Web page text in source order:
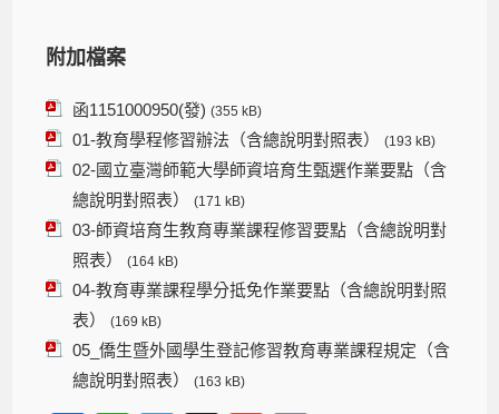
附加檔案
函1151000950(發) (355 kB)
01-教育學程修習辦法（含總說明對照表） (193 kB)
02-國立臺灣師範大學師資培育生甄選作業要點（含
總說明對照表）
(171 kB)
03-師資培育生教育專業課程修習要點（含總說明對
照表）
(164 kB)
04-教育專業課程學分抵免作業要點（含總說明對照
表）
(169 kB)
05_僑生暨外國學生登記修習教育專業課程規定（含
總說明對照表）
(163 kB)